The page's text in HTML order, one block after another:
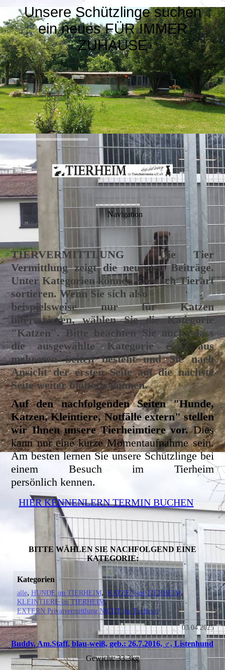
Unsere Schützlinge suchen
ein neues FÜR IMMER
ZUHAUSE
Navigation
TIERVERMITTLUNGDie Tier
Vermittlung zeigt die neuesten Beiträge.
Unter Kategorien können Sie nach Tierart
sortieren. Wenn Sie sich also
beispielsweise nur für Katzen
interessieren, wählen Sie die Kategorie
"Katzen". Bitte beachten Sie auch, dass
die ausgewählte Kategorie evtl. aus
mehreren Seiten besteht und Sie nach
Ansicht der ersten Seite auf die nächste
Seite weiter blättern können.
Auf den nachfolgenden Seiten "Hunde,
Katzen, Kleintiere, Notfälle extern" stellen
wir Ihnen unsere Tierheimtiere vor.Dies
kann nur eine kurze Momentaufnahme sein.
Am besten lernen Sie unsere Schützlinge bei
einem Besuch im Tierheim
persönlich kennen.
HIER KENNENLERN TERMIN BUCHEN
BITTE WÄHLEN SIE NACHFOLGEND EINE
KATEGORIE:
Kategorien
alle HUNDE im TIERHEIM
KATZEN im TIERHEIM
KLEINTIERE im TIERHEIM
EXTERN Privatvermittlung NICHT im Tierheim
03.04.2025
Buddy, Am.Staff, blau-weiß, geb.: 26.7.2016, ♂, Listenhund
Gewicht: 33,3kg